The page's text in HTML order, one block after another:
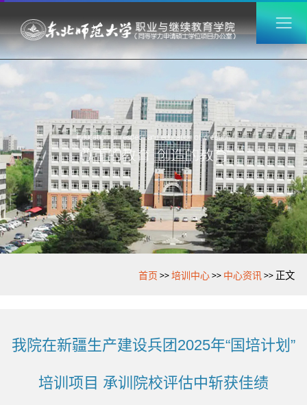
首页 >>培训中心>> 中心资讯>> 正文
我院在新疆生产建设兵团2025年“国培计划”
培训项目 承训院校评估中斩获佳绩